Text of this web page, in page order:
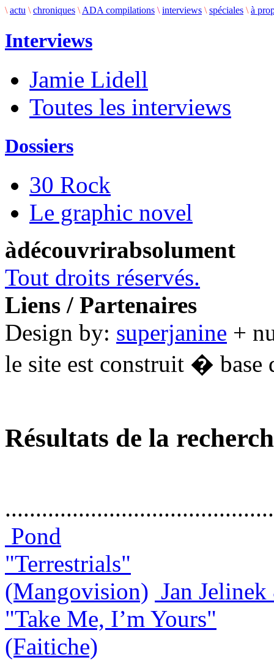
\ actu \ chroniques \ ADA compilations \ interviews \ spéciales \ à
Interviews
Jamie Lidell
Toutes les interviews
Dossiers
30 Rock
Le graphic novel
àdécouvrirabsolument
Tout droits réservés.
Liens / Partenaires
Design by: superjanine +
le site est construit � base
Résultats de la
Pond
"Terrestrials"
(Mangovision) Jan
"Take Me, I’m Yours"
(Faitiche)